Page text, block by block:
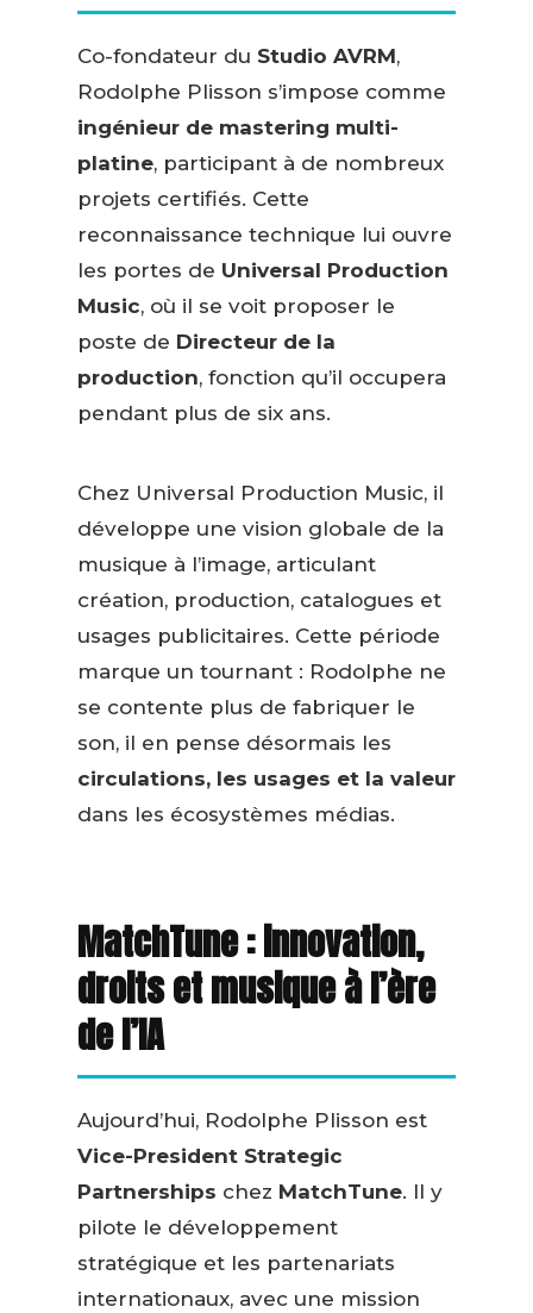
Co-fondateur du Studio AVRM,
Rodolphe Plisson s’impose comme
ingénieur de mastering multi-
platine, participant à de nombreux
projets certifiés. Cette
reconnaissance technique lui ouvre
les portes de Universal Production
Music, où il se voit proposer le
poste de Directeur de la
production, fonction qu’il occupera
pendant plus de six ans.
Chez Universal Production Music, il
développe une vision globale de la
musique à l’image, articulant
création, production, catalogues et
usages publicitaires. Cette période
marque un tournant : Rodolphe ne
se contente plus de fabriquer le
son, il en pense désormais les
circulations, les usages et la valeur
dans les écosystèmes médias.
MatchTune : innovation,
droits et musique à l’ère
de l’IA
Aujourd’hui, Rodolphe Plisson est
Vice-President Strategic
Partnerships chez MatchTune. Il y
pilote le développement
stratégique et les partenariats
internationaux, avec une mission